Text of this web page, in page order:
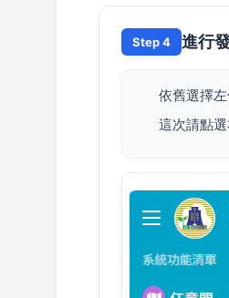
Step 4 進行
依舊選擇
這次請點